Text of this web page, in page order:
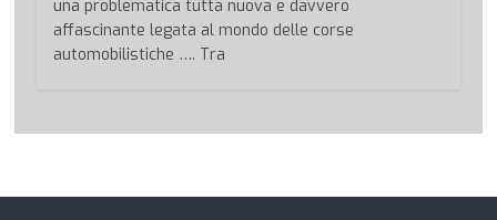
una problematica tutta nuova e davvero
affascinante legata al mondo delle corse
automobilistiche …. Tra